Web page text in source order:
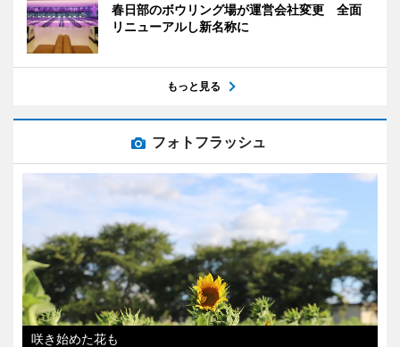
春日部のボウリング場が運営会社変更 全面
リニューアルし新名称に
もっと見る
フォトフラッシュ
咲き始めた花も